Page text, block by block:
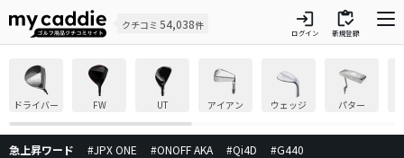
クチコミ 54,038件 login
ログイン
inventory
新規登録
ドライバー FW UT アイアン ウェッジ パター
急上昇ワード #JPX ONE #ONOFF AKA #Qi4D #G440